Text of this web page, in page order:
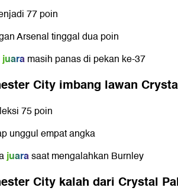
77 poin
Arsenal tinggal dua poin
juaramasih panas di pekan ke-37
City imbang lawan
75 poin
unggul empat angka
juarasaat mengalahkan Burnley
City kalah dari Crystal